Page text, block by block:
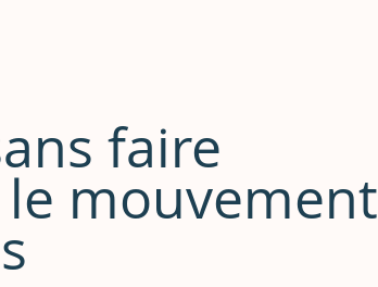
faire
le mouvement